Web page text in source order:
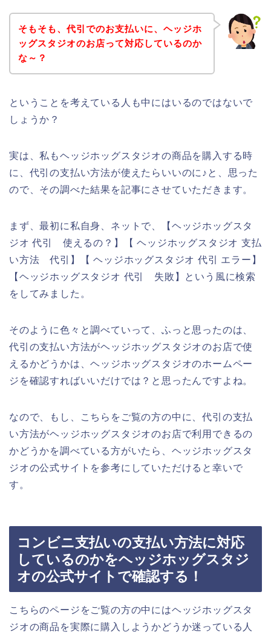
そもそも、代引でのお支払いに、ヘッジホ
ッグスタジオのお店って対応しているのか
な～？
ということを考えている人も中にはいるのではないで
しょうか？
実は、私もヘッジホッグスタジオの商品を購入する時
に、代引の支払い方法が使えたらいいのに♪と、思った
ので、その調べた結果を記事にさせていただきます。
まず、最初に私自身、ネットで、【ヘッジホッグスタ
ジオ 代引 使えるの？】【 ヘッジホッグスタジオ 支払
い方法 代引】【 ヘッジホッグスタジオ 代引 エラー】
【ヘッジホッグスタジオ 代引 失敗】という風に検索
をしてみました。
そのように色々と調べていって、ふっと思ったのは、
代引の支払い方法がヘッジホッグスタジオのお店で使
えるかどうかは、ヘッジホッグスタジオのホームペー
ジを確認すればいいだけでは？と思ったんですよね。
なので、もし、こちらをご覧の方の中に、代引の支払
い方法がヘッジホッグスタジオのお店で利用できるの
かどうかを調べている方がいたら、ヘッジホッグスタ
ジオの公式サイトを参考にしていただけると幸いで
す。
コンビニ支払いの支払い方法に対応
しているのかをヘッジホッグスタジ
オの公式サイトで確認する！
こちらのページをご覧の方の中にはヘッジホッグスタ
ジオの商品を実際に購入しようかどうか迷っている人